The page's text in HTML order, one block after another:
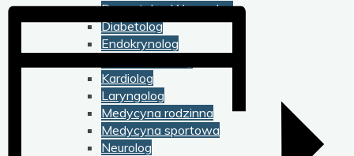
Dermatolog Wenerolog
Diabetolog
Endokrynolog
Kardiolog
Laryngolog
Medycyna rodzinna
Medycyna sportowa
Neurolog